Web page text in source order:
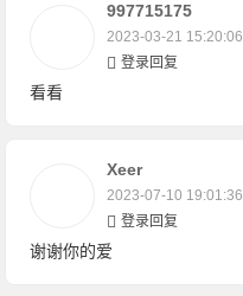
997715175
2023-03-21 15:20:06
登录回复
看看
Xeer
2023-07-10 19:01:36
登录回复
谢谢你的爱